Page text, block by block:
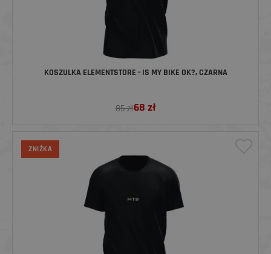
KOSZULKA ELEMENTSTORE - IS MY BIKE OK?, CZARNA
85 zł68 zł
ZNIŻKA